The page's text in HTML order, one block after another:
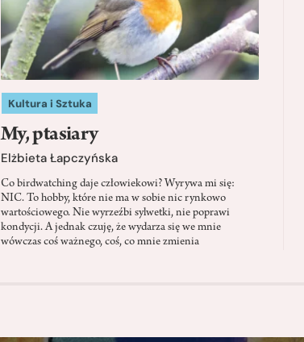
Kultura i Sztuka
My, ptasiary
Elżbieta Łapczyńska
Co birdwatching daje człowiekowi? Wyrywa mi się:
NIC. To hobby, które nie ma w sobie nic rynkowo
wartościowego. Nie wyrzeźbi sylwetki, nie poprawi
kondycji. A jednak czuję, że wydarza się we mnie
wówczas coś ważnego, coś, co mnie zmienia